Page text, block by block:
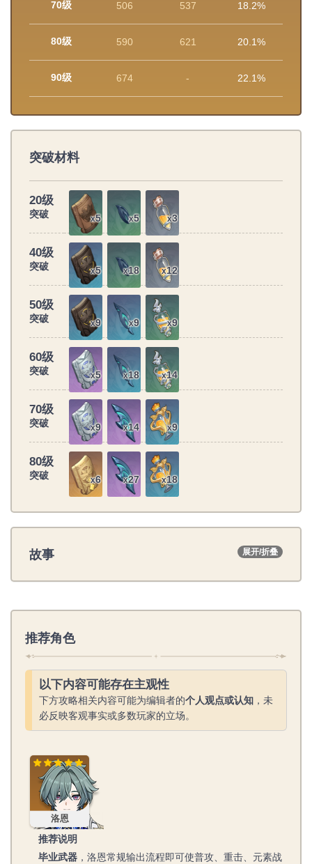
70级 506 537 18.2%
80级 590 621 20.1%
90级 674 - 22.1%
突破材料
20级
突破 x5 x5 x3
40级
突破 x5 x18 x12
50级
突破 x9 x9 x9
60级
突破 x5 x18 x14
70级
突破 x9 x14 x9
80级
突破 x6 x27 x18
故事 展开/折叠
推荐角色
以下内容可能存在主观性
下方攻略相关内容可能为编辑者的个人观点或认知 ，未
必反映客观事实或多数玩家的立场。
洛恩
洛恩
推荐说明
毕业武器 ，洛恩常规输出流程即可使普攻、重击、元素战